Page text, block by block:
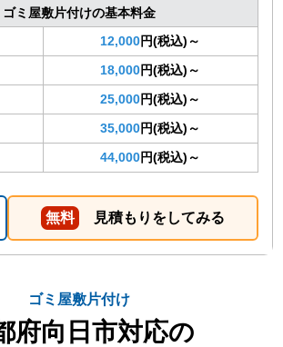
ゴミ屋敷片付けの基本料金
12,000円(税込)～
18,000円(税込)～
25,000円(税込)～
35,000円(税込)～
44,000円(税込)～
無料 見積もりをしてみる
ゴミ屋敷片付け
府向日市対応の